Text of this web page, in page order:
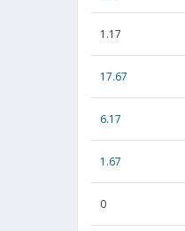
1.17
17.67
6.17
1.67
0